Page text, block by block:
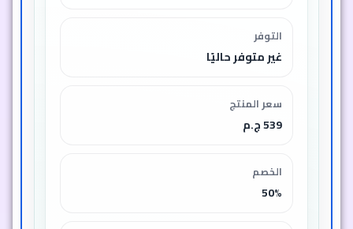
التوفر
غير متوفر حاليًا
سعر المنتج
539 ج.م
الخصم
50%